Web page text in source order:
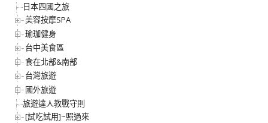
日本四國之旅
美容按摩SPA
瑜珈健身
台中美食區
食在北部&南部
台灣旅遊
國外旅遊
旅遊達人教戰守則
[試吃試用]~照過來